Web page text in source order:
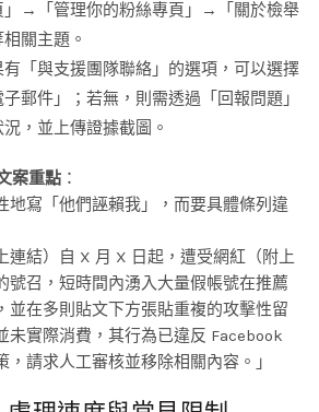
」→「管理你的粉絲專頁」→「關於檢舉
關主題。
「與支援團隊聯絡」的選項，可以選擇
子郵件」；若無，則需透過「回報問題」
，並上傳證據截圖。
案重點 ：
地寫「他們誣賴我」，而要具體條列違
連結）自 X 月 X 日起，遭受網紅（附上
號召，短時間內湧入大量假帳號在推薦
並在多則貼文下方張貼重複的攻擊性留
未實際消費，其行為已違反 Facebook
請求人工審核並移除相關內容。」